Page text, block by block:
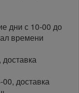
дни с 10-00 до
времени
доставка